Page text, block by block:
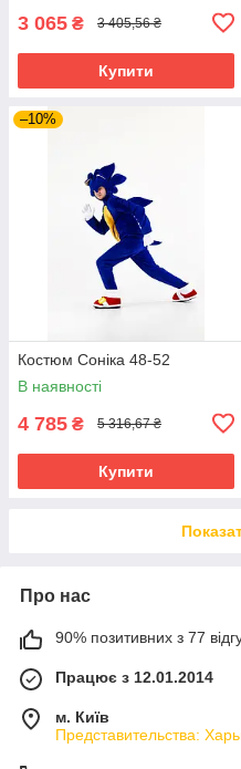
3 065 ₴ 3 405,56 ₴
Купити
–10%
Костюм Соніка 48-52
В наявності
4 785 ₴ 5 316,67 ₴
Купити
Про нас
90% позитивних з 77
Працює з 12.01.2014
м. Київ
Представительства: